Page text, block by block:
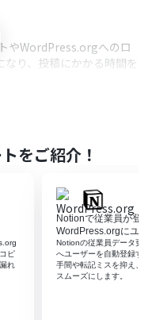
やWordPress.orgへのロ
り、投稿にかかる時間を
リガー機能を選択し、
動するよう設定します。
を選択し、投稿対象のコ
スからページ情報を取得
をご紹介！
ピ
れ
Notionで従業員が登録
WordPress.orgにユー
Notionの従業員データ更新
へユーザーを自動登録する
手間や転記ミスを抑え、日
スムーズにします。